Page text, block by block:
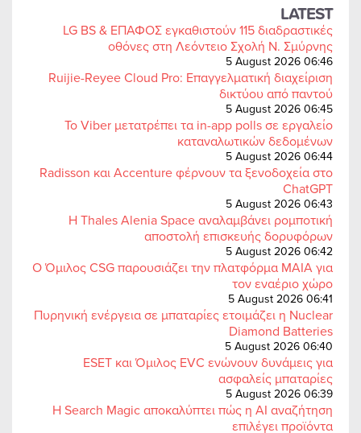
LATEST
LG BS & ΕΠΑΦΟΣ εγκαθιστούν 115 διαδραστικές
οθόνες στη Λεόντειο Σχολή Ν. Σμύρνης
5 August 2026 06:46
Ruijie-Reyee Cloud Pro: Επαγγελματική διαχείριση
δικτύου από παντού
5 August 2026 06:45
Το Viber μετατρέπει τα in-app polls σε εργαλείο
καταναλωτικών δεδομένων
5 August 2026 06:44
Radisson και Accenture φέρνουν τα ξενοδοχεία στο
ChatGPT
5 August 2026 06:43
Η Thales Alenia Space αναλαμβάνει ρομποτική
αποστολή επισκευής δορυφόρων
5 August 2026 06:42
Ο Όμιλος CSG παρουσιάζει την πλατφόρμα MAIA για
τον εναέριο χώρο
5 August 2026 06:41
Πυρηνική ενέργεια σε μπαταρίες ετοιμάζει η Nuclear
Diamond Batteries
5 August 2026 06:40
ESET και Όμιλος EVC ενώνουν δυνάμεις για
ασφαλείς μπαταρίες
5 August 2026 06:39
Η Search Magic αποκαλύπτει πώς η AI αναζήτηση
επιλέγει προϊόντα